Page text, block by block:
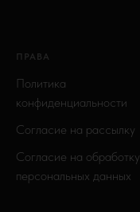
ПРАВА
Политика
конфиденциальности
Согласие на рассылку
Согласие на обработку
персональных данных